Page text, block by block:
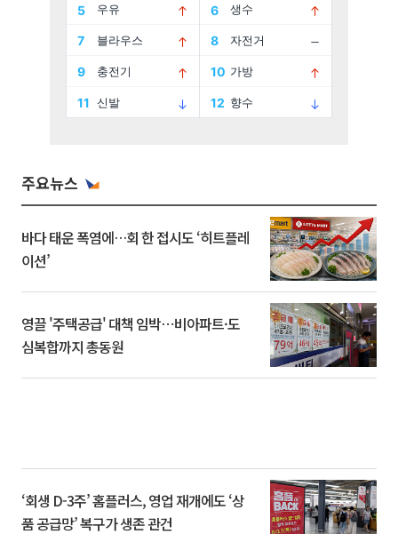
주요뉴스
바다 태운 폭염에…회 한 접시도 ‘히트플레
이션’
영끌 '주택공급' 대책 임박⋯비아파트·도
심복합까지 총동원
‘회생 D-3주’ 홈플러스, 영업 재개에도 ‘상
품 공급망’ 복구가 생존 관건